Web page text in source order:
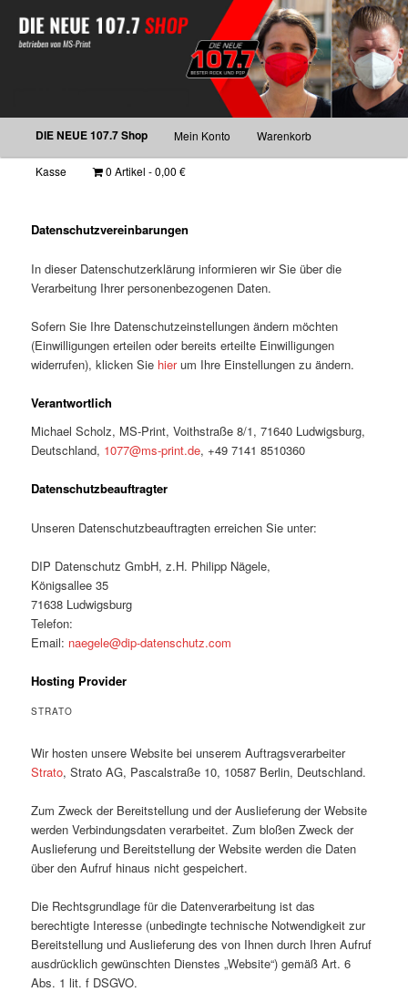
Hauptmenü
Zum
primären
Zum
sekundären
DIE NEUE 107.7 Shop Mein Konto Warenkorb
Kasse 0 Artikel 0,00 €
Datenschutzvereinbarungen
In dieser Datenschutzerklärung informieren wir Sie über die
Verarbeitung Ihrer personenbezogenen Daten.
Sofern Sie Ihre Datenschutzeinstellungen ändern möchten
(Einwilligungen erteilen oder bereits erteilte Einwilligungen
widerrufen), klicken Sie hierum Ihre Einstellungen zu ändern.
Verantwortlich
Michael Scholz, MS-Print, Voithstraße 8/1, 71640 Ludwigsburg,
Deutschland, 1077@ms-print.de, +49 7141 8510360
Datenschutzbeauftragter
Unseren Datenschutzbeauftragten erreichen Sie unter:
DIP Datenschutz GmbH, z.H. Philipp Nägele,
Königsallee 35
71638 Ludwigsburg
Telefon:
Email: naegele@dip-datenschutz.com
Hosting Provider
STRATO
Wir hosten unsere Website bei unserem Auftragsverarbeiter
Strato, Strato AG, Pascalstraße 10, 10587 Berlin, Deutschland.
Zum Zweck der Bereitstellung und der Auslieferung der Website
werden Verbindungsdaten verarbeitet. Zum bloßen Zweck der
Auslieferung und Bereitstellung der Website werden die Daten
über den Aufruf hinaus nicht gespeichert.
Die Rechtsgrundlage für die Datenverarbeitung ist das
berechtigte Interesse (unbedingte technische Notwendigkeit zur
Bereitstellung und Auslieferung des von Ihnen durch Ihren Aufruf
ausdrücklich gewünschten Dienstes „Website“) gemäß Art. 6
Abs. 1 lit. f DSGVO.